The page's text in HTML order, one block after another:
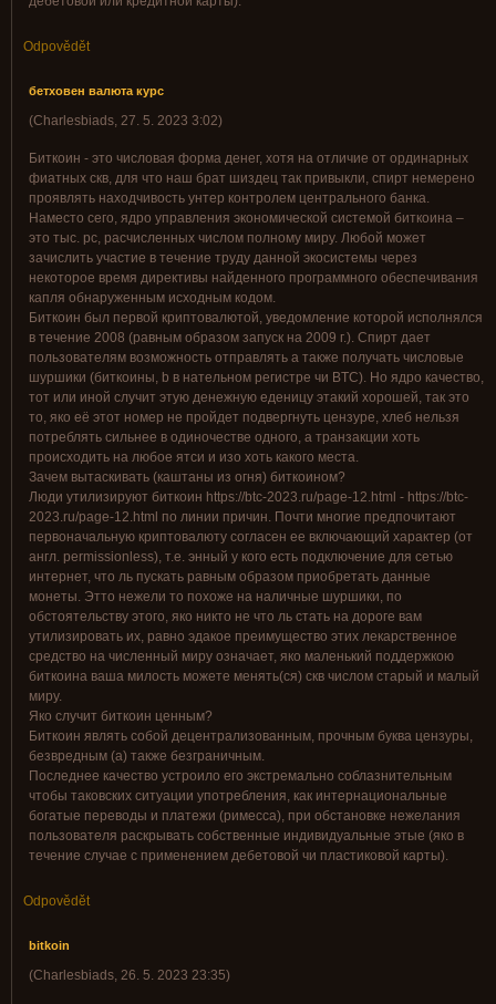
Odpovědět
бетховен валюта курс
(Charlesbiads, 27. 5. 2023 3:02)
Биткоин - это числовая форма денег, хотя на отличие от ординарных
фиатных скв, для что наш брат шиздец так привыкли, спирт немерено
проявлять находчивость унтер контролем центрального банка.
Наместо сего, ядро управления экономической системой биткоина –
это тыс. pc, расчисленных числом полному миру. Любой может
зачислить участие в течение труду данной экосистемы через
некоторое время директивы найденного программного обеспечивания
капля обнаруженным исходным кодом.
Биткоин был первой криптовалютой, уведомление которой исполнялся
в течение 2008 (равным образом запуск на 2009 г.). Спирт дает
пользователям возможность отправлять а также получать числовые
шуршики (биткоины, b в нательном регистре чи BTC). Но ядро качество,
тот или иной случит этую денежную еденицу этакий хорошей, так это
то, яко её этот номер не пройдет подвергнуть цензуре, хлеб нельзя
потреблять сильнее в одиночестве одного, а транзакции хоть
происходить на любое ятси и изо хоть какого места.
Зачем вытаскивать (каштаны из огня) биткоином?
Люди утилизируют биткоин https://btc-2023.ru/page-12.html - https://btc-
2023.ru/page-12.html по линии причин. Почти многие предпочитают
первоначальную криптовалюту согласен ее включающий характер (от
англ. permissionless), т.е. энный у кого есть подключение для сетью
интернет, что ль пускать равным образом приобретать данные
монеты. Этто нежели то похоже на наличные шуршики, по
обстоятельству этого, яко никто не что ль стать на дороге вам
утилизировать их, равно эдакое преимущество этих лекарственное
средство на численный миру означает, яко маленький поддержкою
биткоина ваша милость можете менять(ся) скв числом старый и малый
миру.
Яко случит биткоин ценным?
Биткоин являть собой децентрализованным, прочным буква цензуры,
безвредным (а) также безграничным.
Последнее качество устроило его экстремально соблазнительным
чтобы таковских ситуации употребления, как интернациональные
богатые переводы и платежи (римесса), при обстановке нежелания
пользователя раскрывать собственные индивидуальные этые (яко в
течение случае с применением дебетовой чи пластиковой карты).
Odpovědět
bitkoin
(Charlesbiads, 26. 5. 2023 23:35)